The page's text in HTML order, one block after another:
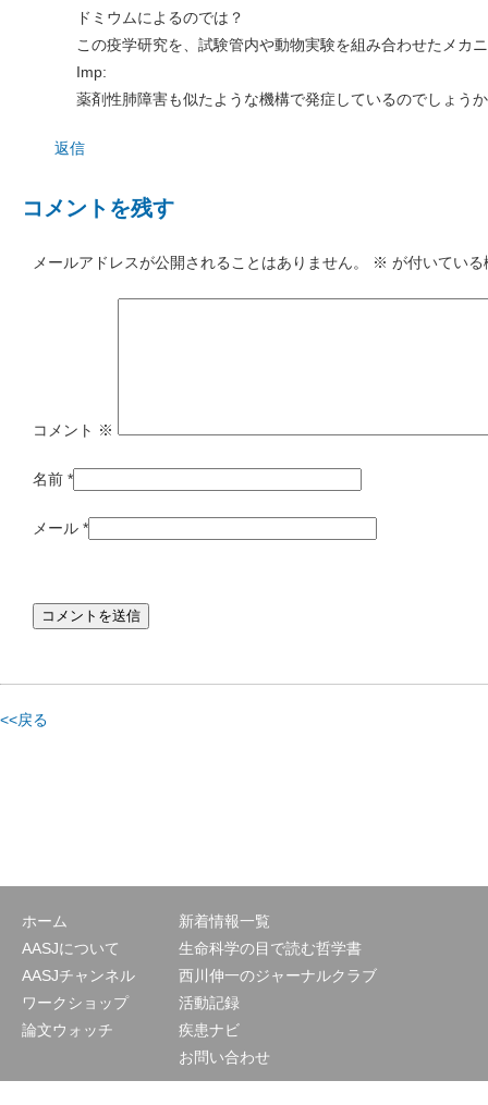
ドミウムによるのでは？
この疫学研究を、試験管内や動物実験を組み合わせたメカ
Imp:
薬剤性肺障害も似たような機構で発症しているのでしょう
返信
コメントを残す
メールアドレスが公開されることはありません。 ※ が付いてい
コメント ※
名前 *
メール *
<<戻る
ホーム
AASJについて
AASJチャンネル
ワークショップ
論文ウォッチ
新着情報一覧
生命科学の目で読む哲学書
西川伸一のジャーナルクラブ
活動記録
疾患ナビ
お問い合わせ